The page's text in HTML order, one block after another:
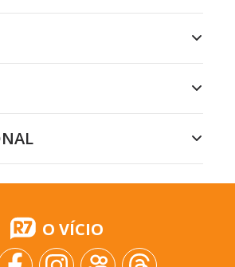
O VÍCIO